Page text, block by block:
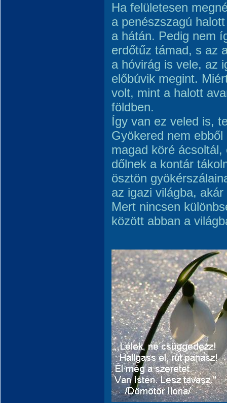
Ha felületesen
a penészszagú
a hátán. Pedig nem
erdőtűz támad, s az
a hóvirág is vele, az
előbúvik megint.
volt, mint a halott
földben.
Így van ez veled is,
Gyökered nem
magad köré
dőlnek a kontár
ösztön
az igazi világba,
Mert nincsen
között abban a